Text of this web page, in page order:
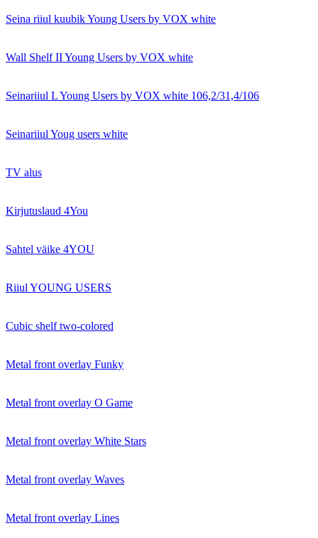
Seina riiul kuubik Young Users by VOX white
Wall Shelf II Young Users by VOX white
Seinariiul L Young Users by VOX white 106,2/31,4/106
Seinariiul Youg users white
TV alus
Kirjutuslaud 4You
Sahtel väike 4YOU
Riiul YOUNG USERS
Cubic shelf two-colored
Metal front overlay Funky
Metal front overlay O Game
Metal front overlay White Stars
Metal front overlay Waves
Metal front overlay Lines